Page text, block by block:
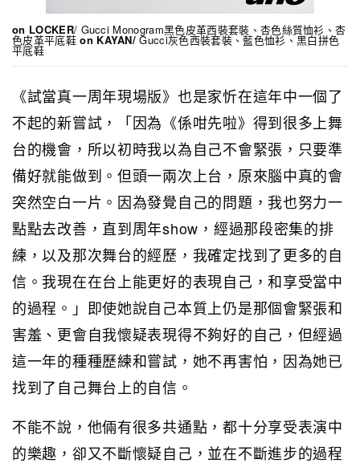
on LOCKER/ Gucci Monogram黑色皮革西裝套裝、杏色絲質恤衫、杏
色皮革平底鞋on KAYAN/ Gucci灰色西裝套裝、藍色恤衫、黑白拼色
平底鞋
《試當真一周年現場版》也是家忻在這年中一個了
不起的新嘗試，「因為《係咁先啦》得到很多上舞
台的機會，所以初時我以為自己不會緊張，只要準
備好就能做到。但頭一兩次上台，原來腦中真的會
突然空白一片。因為發覺自己的問題，我也努力一
點點去改善，直到周年show，經過那段密集的排
練，以及那次舞台的經歷，我確定找到了更多的自
信。我現在在台上能更好的表現自己，和享受當中
的過程。」即使她說自己本質上仍是那個會緊張和
害羞、更會自我懷疑表現得不夠好的自己，但經過
這一年的種種歷練和嘗試，她不再害怕，因為她已
找到了自己舞台上的自信。
不能不說，他倆有很多共通點，都十分享受表演中
的樂趣，卻又不斷懷疑自己，並在不斷進步的過程